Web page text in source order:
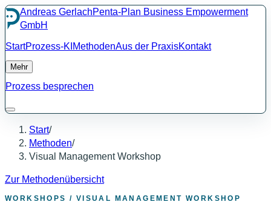
Andreas GerlachPenta-Plan Business Empowerment
GmbH
StartProzess-KI MethodenAus der PraxisKontakt
Mehr
Prozess besprechen
Start/
Methoden/
Visual Management Workshop
Zur Methodenübersicht
WORKSHOPS / VISUAL MANAGEMENT WORKSHOP